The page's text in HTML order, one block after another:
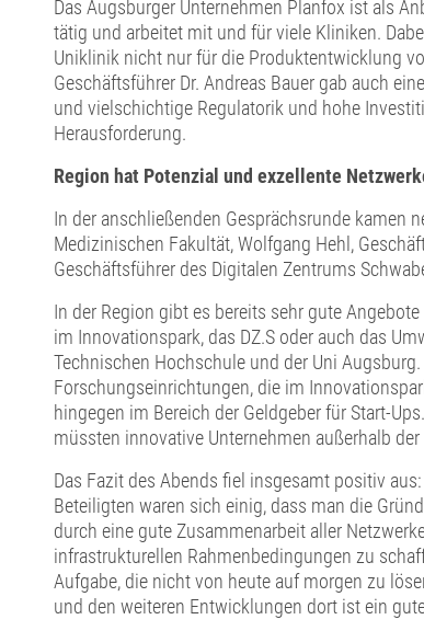
Das Augsburger Unternehmen Planfox ist als
tätig und arbeitet mit und für viele Kliniken.
Uniklinik nicht nur für die Produktentwicklung
Geschäftsführer Dr. Andreas Bauer gab auch
und vielschichtige Regulatorik und hohe
Herausforderung.
Region hat Potenzial und exzellente
In der anschließenden Gesprächsrunde kamen
Medizinischen Fakultät, Wolfgang Hehl,
Geschäftsführer des Digitalen Zentrums
In der Region gibt es bereits sehr gute
im Innovationspark, das DZ.S oder auch das
Technischen Hochschule und der Uni
Forschungseinrichtungen, die im
hingegen im Bereich der Geldgeber für Start-
müssten innovative Unternehmen außerhalb
Das Fazit des Abends fiel insgesamt positiv
Beteiligten waren sich einig, dass man die
durch eine gute Zusammenarbeit aller
infrastrukturellen Rahmenbedingungen zu
Aufgabe, die nicht von heute auf morgen zu
und den weiteren Entwicklungen dort ist ein